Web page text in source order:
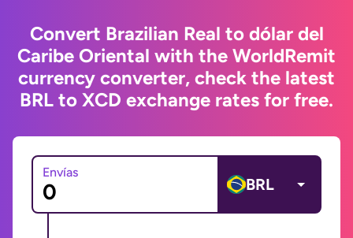
Convert Brazilian Real to dólar del
Caribe Oriental with the WorldRemit
currency converter, check the latest
BRL to XCD exchange rates for free.
Envías
BRL